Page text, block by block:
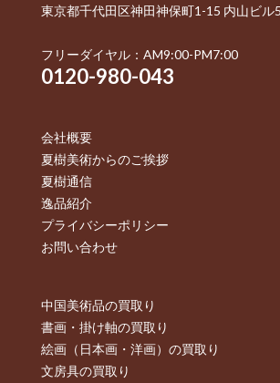
東京都千代田区神田神保町1-15 内山ビル
フリーダイヤル：AM9:00-PM7:00
0120-980-043
会社概要
夏樹美術からのご挨拶
夏樹通信
逸品紹介
プライバシーポリシー
お問い合わせ
中国美術品の買取り
書画・掛け軸の買取り
絵画（日本画・洋画）の買取り
文房具の買取り